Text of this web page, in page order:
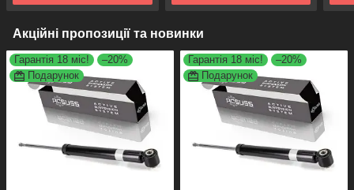
Акційні пропозиції та новинки
Гарантія 18 міс!
–20%
Подарунок
Гарантія 18 міс!
–20%
Подарунок